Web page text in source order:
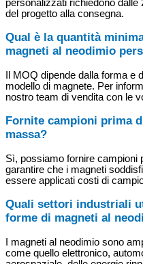
personalizzati richiedono
del progetto alla consegna.
Qual è la quantità
magneti al neodimio
Il MOQ dipende dalla forma e
modello di magnete. Per
nostro team di vendita con le
Fornite campioni prima
massa?
Sì, possiamo fornire campioni
garantire che i magneti
essere applicati costi di
Quali settori industriali
forme di magneti al
I magneti al neodimio sono
come quello elettronico,